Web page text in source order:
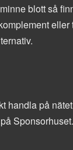
blott så
eller
handla på
Sponsorhuset.